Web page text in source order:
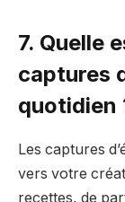
7. Quelle
captures
quotidien
Les captures
vers votre
recettes, de